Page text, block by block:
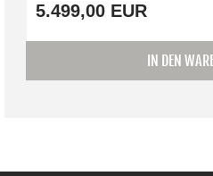
5.499,00 EUR
IN DEN